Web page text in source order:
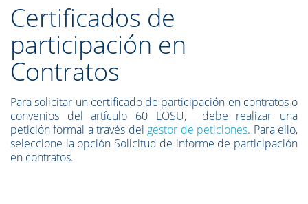
Certificados de
participación en
Contratos
Para solicitar un certificado de participación en contratos o
convenios del artículo 60 LOSU, debe realizar una
petición formal a través del gestor de peticiones. Para ello,
seleccione la opción Solicitud de informe de participación
en contratos.